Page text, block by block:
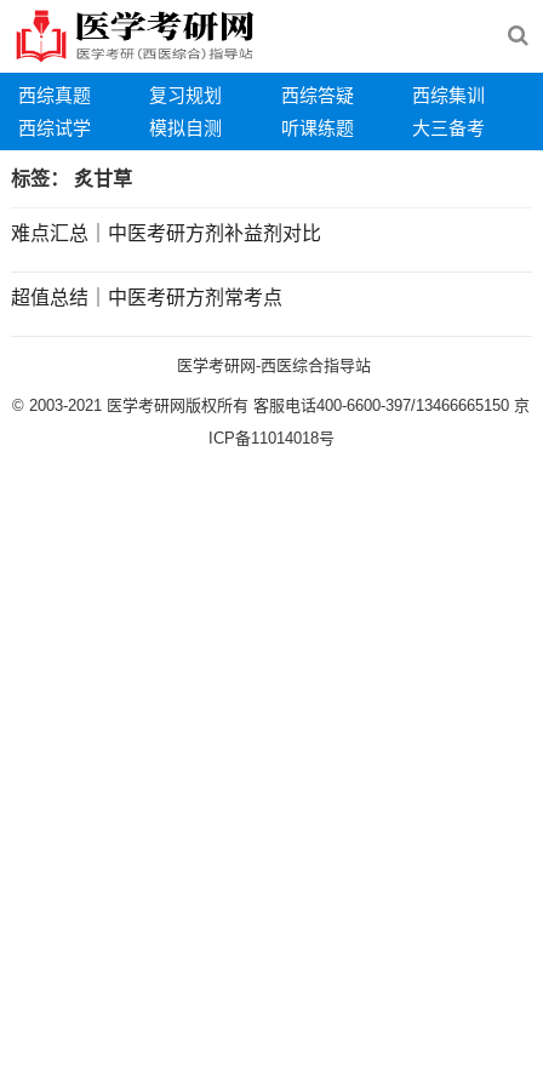
西综真题 复习规划 西综答疑
西综集训
西综试学
模拟自测 听课练题 大三备考
标签： 炙甘草
难点汇总｜中医考研方剂补益剂对比
超值总结｜中医考研方剂常考点
医学考研网-西医综合指导站
© 2003-2021 医学考研网版权所有 客服电话400-6600-397/13466665150 京
ICP备11014018号